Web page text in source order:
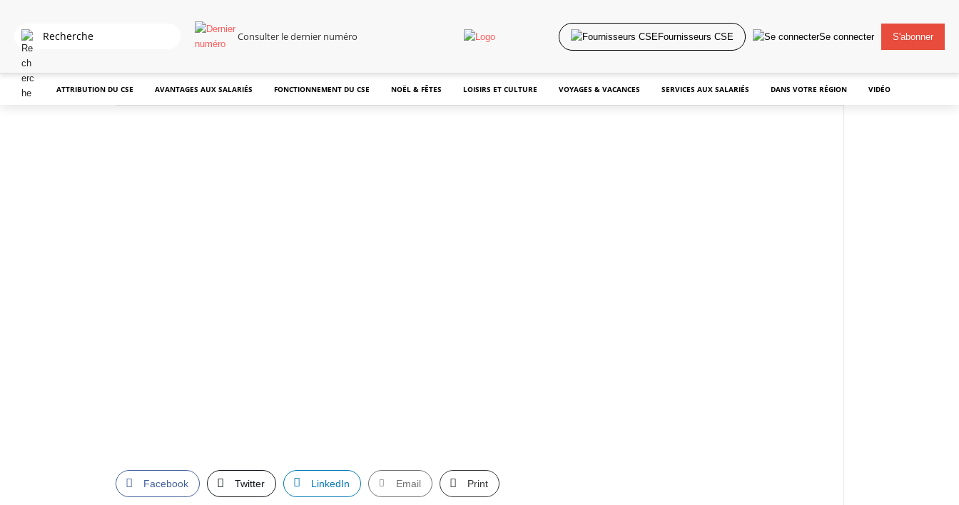
Consulter le dernier numéro Fournisseurs CSE Se connecter S'abonner
ATTRIBUTION DU CSE AVANTAGES AUX SALARIÉS FONCTIONNEMENT DU CSE NOËL & FÊTES LOISIRS ET CULTURE VOYAGES & VACANCES SERVICES AUX SALARIÉS DANS VOTRE RÉGION VIDÉO
Facebook Twitter LinkedIn Email Print